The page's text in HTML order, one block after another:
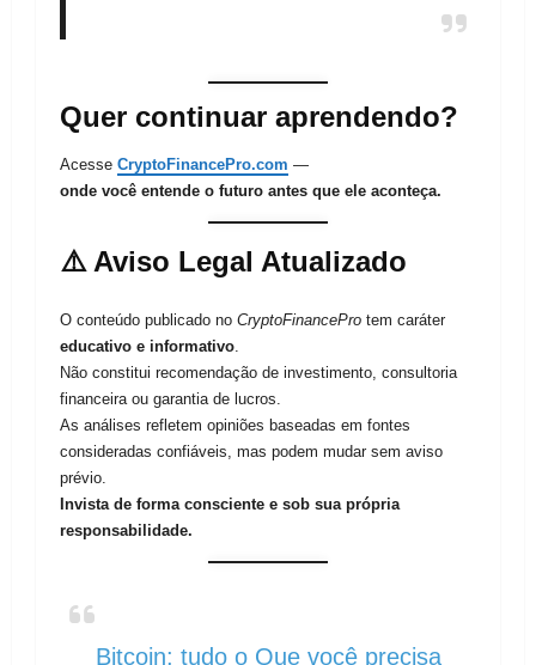
Quer continuar aprendendo?
Acesse CryptoFinancePro.com —
onde você entende o futuro antes que ele aconteça.
⚠️ Aviso Legal Atualizado
O conteúdo publicado no CryptoFinancePro tem caráter
educativo e informativo
Não constitui recomendação de investimento, consultoria
financeira ou garantia de lucros.
As análises refletem opiniões baseadas em fontes
consideradas confiáveis, mas podem mudar sem aviso
prévio.
Invista de forma consciente e sob sua própria
responsabilidade.
Bitcoin: tudo o Que você precisa